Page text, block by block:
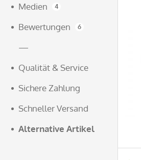
Medien
4
Bewertungen 6
—
Qualität & Service
Sichere Zahlung
Schneller Versand
Alternative Artikel